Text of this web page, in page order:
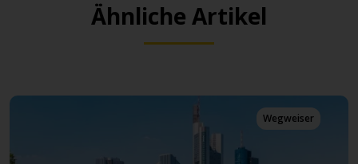
Ähnliche Artikel
Wegweiser